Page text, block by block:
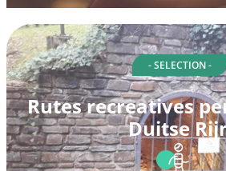
- SELECTION -
Rutes recreatives
Duitse